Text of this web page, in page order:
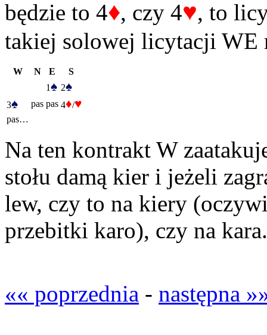
będzie to 4♦, czy 4♥, to
takiej solowej licytacji WE
W N E
S
1♠ 2♠
3♠ pas pas 4♦/♥
pas…
Na ten kontrakt W
stołu damą kier i jeżeli
lew, czy to na kiery
przebitki karo), czy na kara.
«« poprzednia - następna